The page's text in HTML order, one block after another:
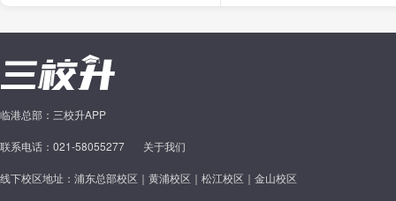
临港总部：三校升APP
联系电话：021-58055277 关于我们
线下校区地址：浦东总部校区｜黄浦校区｜松江校区｜金山校区